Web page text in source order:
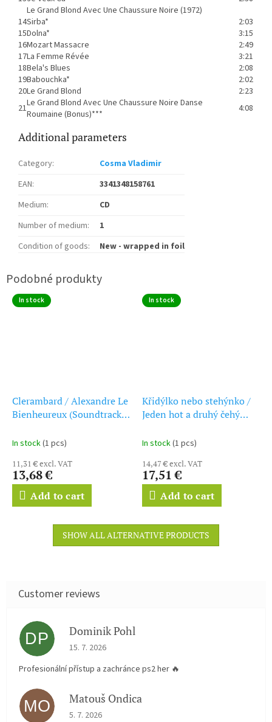
Le Grand Blond Avec Une Chaussure Noire (1972)
14Sirba*
2:03
15Dolna*
3:15
16Mozart Massacre
2:49
17La Femme Révée
3:21
18Bela's Blues
2:08
19Babouchka*
2:02
20Le Grand Blond
2:23
21Le Grand Blond Avec Une Chaussure Noire Danse
Roumaine (Bonus)***
4:08
Additional parameters
Category:
Cosma Vladimir
EAN:
3341348158761
Medium:
CD
Number of medium:
1
Condition of goods: New - wrapped in foil
In stock
Clerambard / Alexandre Le
Bienheureux (Soundtrack -
In stock(1 pcs)
11,31 € excl. VAT
13,68 €
Add to cart
In stock
Křidýlko nebo stehýnko /
Jeden hot a druhý čehý
la cuisse / La Zizanie
In stock(1 pcs)
14,47 € excl. VAT
17,51 €
Add to cart
SHOW ALL ALTERNATIVE PRODUCTS
DP Dominik Pohl
The store rating is 5 out of 5 stars.
15. 7. 2026
Profesionální přístup a zachránce ps2 her 🔥
MO Matouš Ondica
The store rating is 5 out of 5 stars.
5. 7. 2026